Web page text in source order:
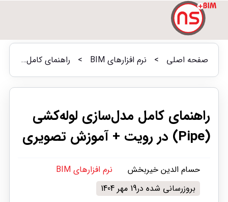
صفحه اصلی > نرم افزارهای BIM > راهنمای کامل مدل‌سازی لوله‌کشی (Pipe) در رویت + آموزش تصویری
راهنمای کامل مدل‌سازی لوله‌کشی
(Pipe) در رویت + آموزش تصویری
حسام الدین خیربخش
نرم افزارهای BIM
بروزرسانی شده در19 مهر 1404